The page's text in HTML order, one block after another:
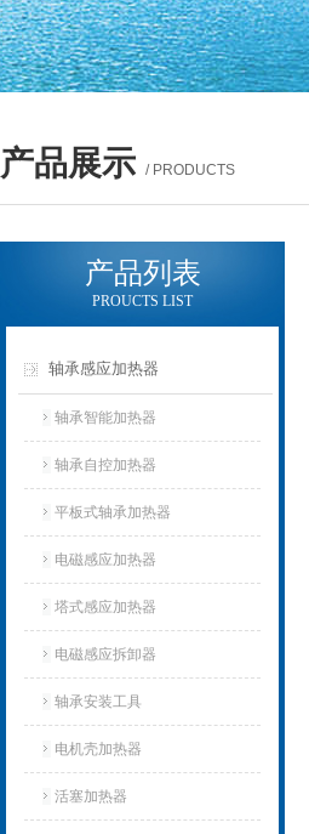
产品展示 / PRODUCTS
产品列表
PROUCTS LIST
轴承感应加热器
轴承智能加热器
轴承自控加热器
平板式轴承加热器
电磁感应加热器
塔式感应加热器
电磁感应拆卸器
轴承安装工具
电机壳加热器
活塞加热器